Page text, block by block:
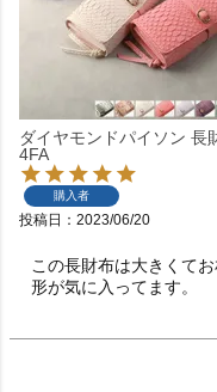
ダイヤモンドパイソン 長
4FA
購入者
投稿日 2023/06/20
この長財布は大きくて
形が気に入ってます。